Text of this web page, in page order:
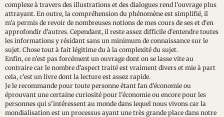
complexe à travers des illustrations et des dialogues rend l'ouvrage plus
attrayant. En outre, la compréhension du phénomène est simplifié, il
m'a permis de revoir de nombreuses notions de mes cours de ses et d'en
approfondir d'autres. Cependant, il reste assez difficile d'entendre toutes
les informations y résidant sans un minimum de connaissance sur le
sujet. Chose tout à fait légitime du à la complexité du sujet.
Enfin, ce n'est pas forcément un ouvrage dont on se lasse vite au
contraire car le nombre d'aspect traité est vraiment divers et mie à part
cela, c'est un livre dont la lecture est assez rapide.
Je le recommande pour toute personne étant fan d'économie ou
éprouvant une certaine curiosité pour l'économie ou encore pour les
personnes qui s'intéressent au monde dans lequel nous vivons car la
mondialisation est un processus ayant une très grande place dans notre